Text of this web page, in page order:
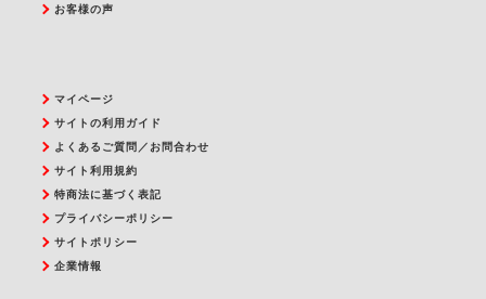
お客様の声
マイページ
サイトの利用ガイド
よくあるご質問／お問合わせ
サイト利用規約
特商法に基づく表記
プライバシーポリシー
サイトポリシー
企業情報